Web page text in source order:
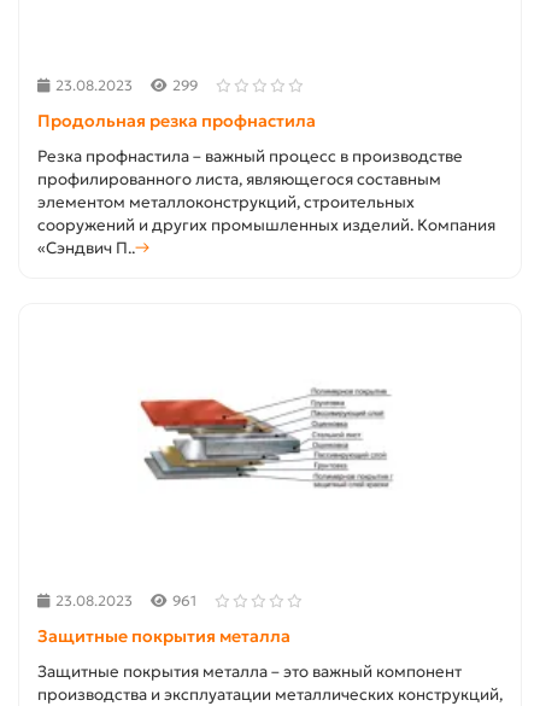
23.08.2023 299
Продольная резка профнастила
Резка профнастила – важный процесс в производстве
профилированного листа, являющегося составным
элементом металлоконструкций, строительных
сооружений и других промышленных изделий. Компания
«Сэндвич П..→
23.08.2023 961
Защитные покрытия металла
Защитные покрытия металла – это важный компонент
производства и эксплуатации металлических конструкций,